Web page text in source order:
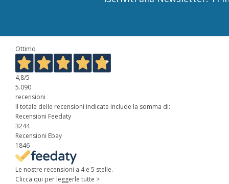
Ottimo
4,8/5
5.090
recensioni
Il totale delle recensioni indicate include la somma di:
Recensioni Feedaty
3244
Recensioni Ebay
1846
Le nostre recensioni a 4 e 5 stelle.
Clicca qui per leggerle tutte >